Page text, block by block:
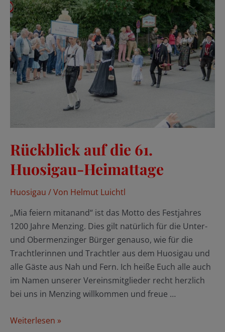
10.09.2017
Rückblick auf die 61.
Huosigau-Heimattage
Huosigau / Von Helmut Luichtl
„Mia feiern mitanand“ ist das Motto des Festjahres
1200 Jahre Menzing. Dies gilt natürlich für die Unter-
und Obermenzinger Bürger genauso, wie für die
Trachtlerinnen und Trachtler aus dem Huosigau und
alle Gäste aus Nah und Fern. Ich heiße Euch alle auch
im Namen unserer Vereinsmitglieder recht herzlich
bei uns in Menzing willkommen und freue …
Rückblick
Weiterlesen »